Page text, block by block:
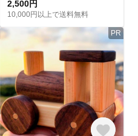
2,500円
10,000円以上で送料無料
PR